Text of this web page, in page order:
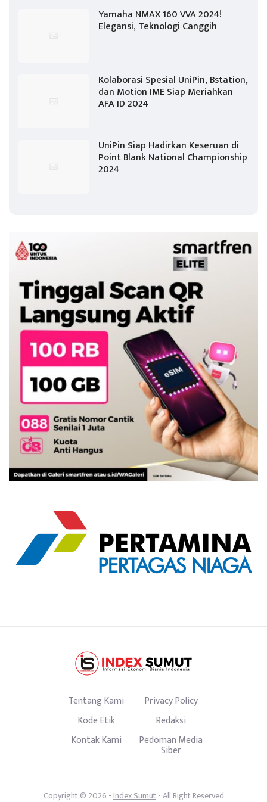
Yamaha NMAX 160 VVA 2024!
Elegansi, Teknologi Canggih
Kolaborasi Spesial UniPin, Bstation,
dan Motion IME Siap Meriahkan
AFA ID 2024
UniPin Siap Hadirkan Keseruan di
Point Blank National Championship
2024
Tentang Kami
Privacy Policy
Kode Etik
Redaksi
Kontak Kami
Pedoman Media
Siber
Copyright © 2026 -Index Sumut- All Right Reserved